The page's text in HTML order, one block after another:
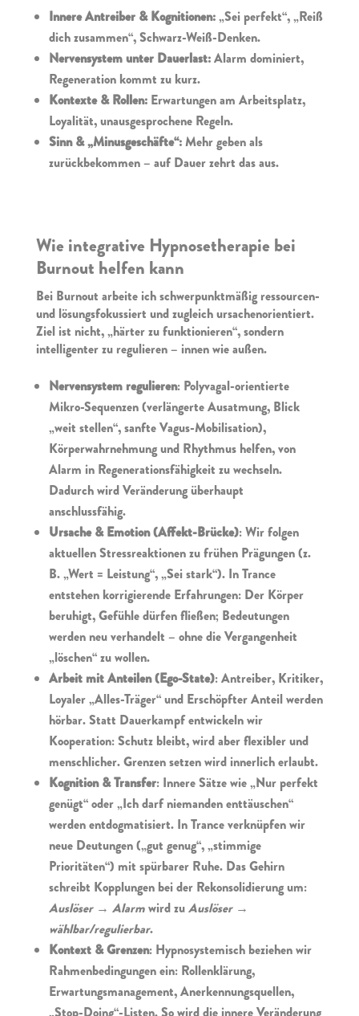
Innere Antreiber & Kognitionen:„Sei perfekt“, „Reiß
dich zusammen“, Schwarz-Weiß-Denken.
Nervensystem unter Dauerlast:Alarm dominiert,
Regeneration kommt zu kurz.
Kontexte & Rollen:Erwartungen am Arbeitsplatz,
Loyalität, unausgesprochene Regeln.
Sinn & „Minusgeschäfte“:Mehr geben als
zurückbekommen – auf Dauer zehrt das aus.
Wie integrative Hypnosetherapie bei
Burnout helfen kann
Bei Burnout arbeite ich schwerpunktmäßig ressourcen-
und lösungsfokussiert und zugleich ursachenorientiert.
Ziel ist nicht, „härter zu funktionieren“, sondern
intelligenter zu regulieren – innen wie außen.
Nervensystem regulieren: Polyvagal-orientierte
Mikro-Sequenzen (verlängerte Ausatmung, Blick
„weit stellen“, sanfte Vagus-Mobilisation),
Körperwahrnehmung und Rhythmus helfen, von
Alarm in Regenerationsfähigkeit zu wechseln.
Dadurch wird Veränderung überhaupt
anschlussfähig.
Ursache & Emotion (Affekt-Brücke): Wir folgen
aktuellen Stressreaktionen zu frühen Prägungen (z.
B. „Wert = Leistung“, „Sei stark“). In Trance
entstehen korrigierende Erfahrungen: Der Körper
beruhigt, Gefühle dürfen fließen; Bedeutungen
werden neu verhandelt – ohne die Vergangenheit
„löschen“ zu wollen.
Arbeit mit Anteilen (Ego-State): Antreiber, Kritiker,
Loyaler „Alles-Träger“ und Erschöpfter Anteil werden
hörbar. Statt Dauerkampf entwickeln wir
Kooperation: Schutz bleibt, wird aber flexibler und
menschlicher. Grenzen setzen wird innerlich erlaubt.
Kognition & Transfer: Innere Sätze wie „Nur perfekt
genügt“ oder „Ich darf niemanden enttäuschen“
werden entdogmatisiert. In Trance verknüpfen wir
neue Deutungen („gut genug“, „stimmige
Prioritäten“) mit spürbarer Ruhe. Das Gehirn
schreibt Kopplungen bei der Rekonsolidierung um:
Auslöser → Alarmwird zuAuslöser →
wählbar/regulierbar.
Kontext & Grenzen: Hypnosystemisch beziehen wir
Rahmenbedingungen ein: Rollenklärung,
Erwartungsmanagement, Anerkennungsquellen,